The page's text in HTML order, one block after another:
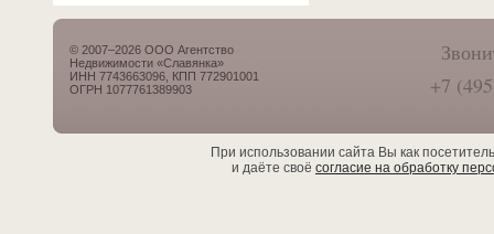
© 2007–2026 ООО Агентство
Недвижимости «Славянка»
ИНН 7743663096, КПП 772901001
ОГРН 1077761389903
+7
При использовании сайта Вы как
и даёте своё согласие на обработку